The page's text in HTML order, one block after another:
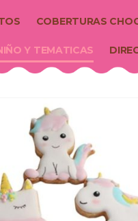
COBERTURAS
Y TEMATICAS